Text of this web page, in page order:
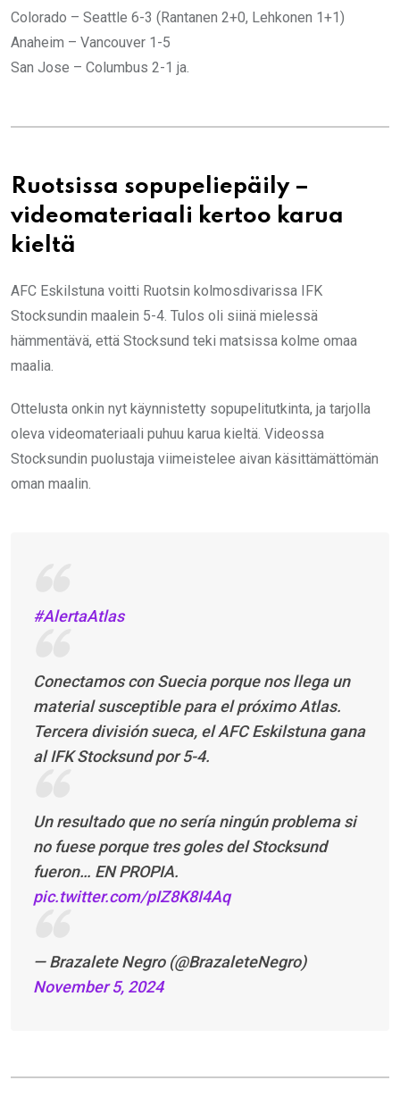
Colorado – Seattle 6-3 (Rantanen 2+0, Lehkonen 1+1)
Anaheim – Vancouver 1-5
San Jose – Columbus 2-1 ja.
Ruotsissa sopupeliepäily –
videomateriaali kertoo karua
kieltä
AFC Eskilstuna voitti Ruotsin kolmosdivarissa IFK
Stocksundin maalein 5-4. Tulos oli siinä mielessä
hämmentävä, että Stocksund teki matsissa kolme omaa
maalia.
Ottelusta onkin nyt käynnistetty sopupelitutkinta, ja tarjolla
oleva videomateriaali puhuu karua kieltä. Videossa
Stocksundin puolustaja viimeistelee aivan käsittämättömän
oman maalin.
#AlertaAtlas
Conectamos con Suecia porque nos llega un
material susceptible para el próximo Atlas.
Tercera división sueca, el AFC Eskilstuna gana
al IFK Stocksund por 5-4.
Un resultado que no sería ningún problema si
no fuese porque tres goles del Stocksund
fueron… EN PROPIA.
pic.twitter.com/pIZ8K8I4Aq
— Brazalete Negro (@BrazaleteNegro)
November 5, 2024